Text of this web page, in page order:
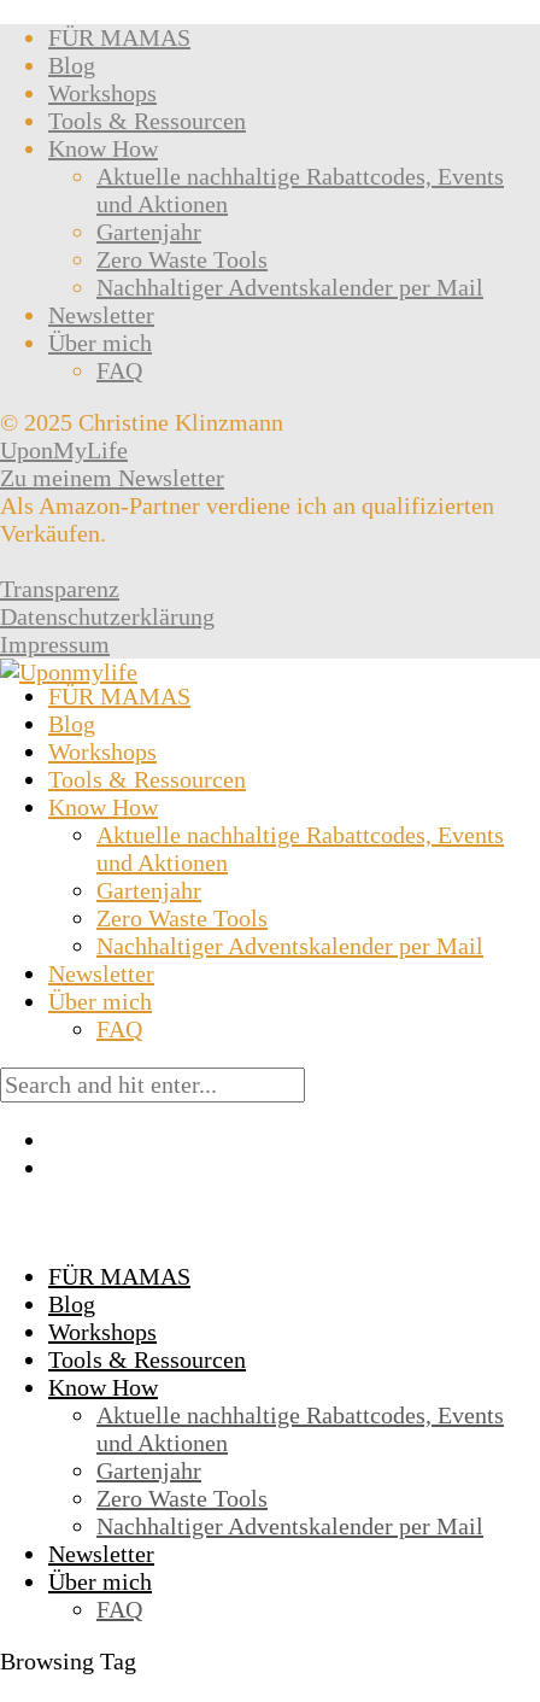
FÜR MAMAS
Blog
Workshops
Tools & Ressourcen
Know How
Aktuelle nachhaltige Rabattcodes, Events
und Aktionen
Gartenjahr
Zero Waste Tools
Nachhaltiger Adventskalender per Mail
Newsletter
Über mich
FAQ
© 2025 Christine Klinzmann
UponMyLife
Zu meinem Newsletter
Als Amazon-Partner verdiene ich an qualifizierten
Verkäufen.
Transparenz
Datenschutzerklärung
Impressum
FÜR MAMAS
Blog
Workshops
Tools & Ressourcen
Know How
Aktuelle nachhaltige Rabattcodes, Events
und Aktionen
Gartenjahr
Zero Waste Tools
Nachhaltiger Adventskalender per Mail
Newsletter
Über mich
FAQ
FÜR MAMAS
Blog
Workshops
Tools & Ressourcen
Know How
Aktuelle nachhaltige Rabattcodes, Events
und Aktionen
Gartenjahr
Zero Waste Tools
Nachhaltiger Adventskalender per Mail
Newsletter
Über mich
FAQ
Browsing Tag